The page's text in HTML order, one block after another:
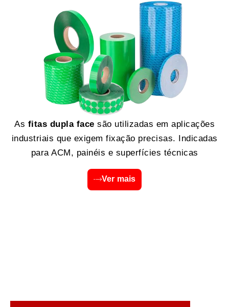
As fitas dupla face são utilizadas em aplicações
industriais que exigem fixação precisas. Indicadas
para ACM, painéis e superfícies técnicas
Ver mais